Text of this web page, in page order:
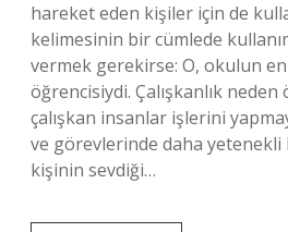
hareket eden kişiler için de
kelimesinin bir cümlede
vermek gerekirse: O, okulun en
öğrencisiydi. Çalışkanlık
çalışkan insanlar işlerini
ve görevlerinde daha
kişinin sevdiği…